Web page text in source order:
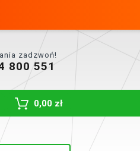
zadzwoń!
800 551
0,00 zł